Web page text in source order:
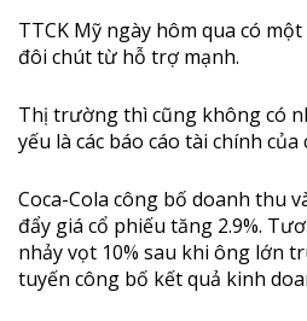
TTCK Mỹ ngày hôm qua có
đôi chút từ hỗ trợ mạnh.
Thị trường thì cũng không có
yếu là các báo cáo tài chính của
Coca-Cola công bố doanh thu
đẩy giá cổ phiếu tăng 2.9%.
nhảy vọt 10% sau khi ông lớn
tuyến công bố kết quả kinh